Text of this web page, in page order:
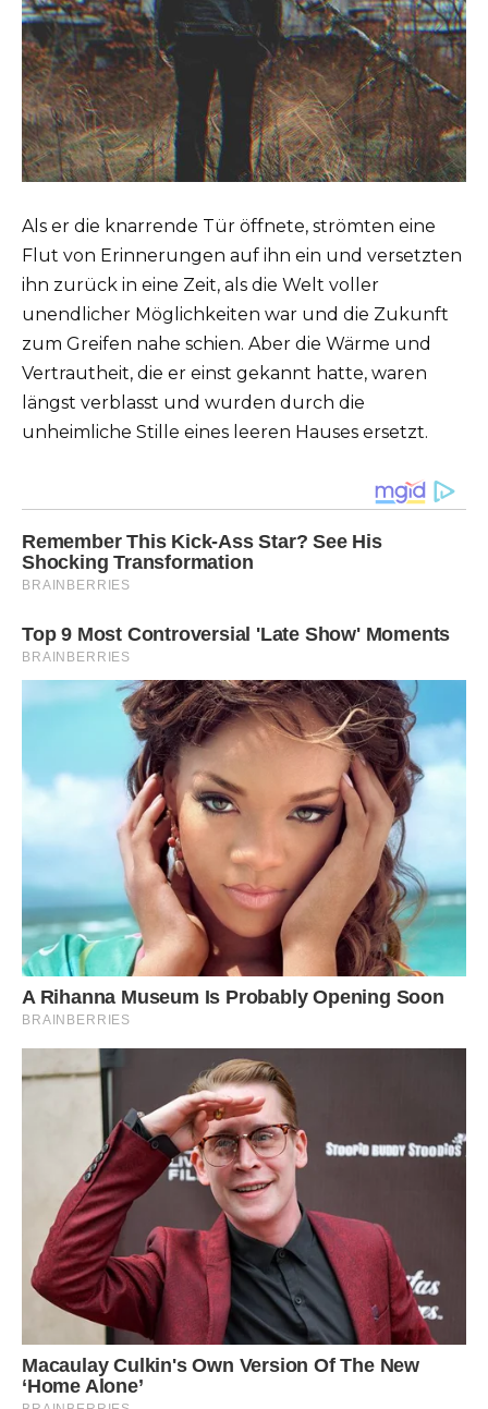
Als er die knarrende Tür öffnete, strömten eine
Flut von Erinnerungen auf ihn ein und versetzten
ihn zurück in eine Zeit, als die Welt voller
unendlicher Möglichkeiten war und die Zukunft
zum Greifen nahe schien. Aber die Wärme und
Vertrautheit, die er einst gekannt hatte, waren
längst verblasst und wurden durch die
unheimliche Stille eines leeren Hauses ersetzt.